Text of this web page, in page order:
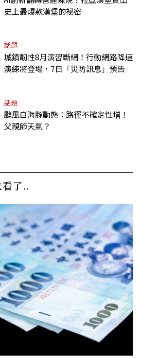
史上最爆款漢堡的祕密
話題
城鎮韌性8月演習斷網！行動網路降速
演練將登場，7日「災防訊息」預告
話題
颱風白海豚動態：路徑不確定性增！
父親節天氣？
了..